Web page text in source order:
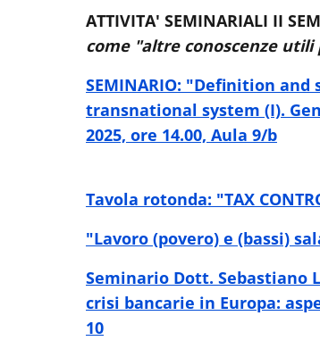
ATTIVITA' SEMINARIALI II
come "altre conoscenze
SEMINARIO: "Definition
transnational system (I).
2025, ore 14.00, Aula 9/b
Tavola rotonda: "TAX
"Lavoro (povero) e (bassi)
Seminario Dott. Sebastiano
crisi bancarie in Europa:
10